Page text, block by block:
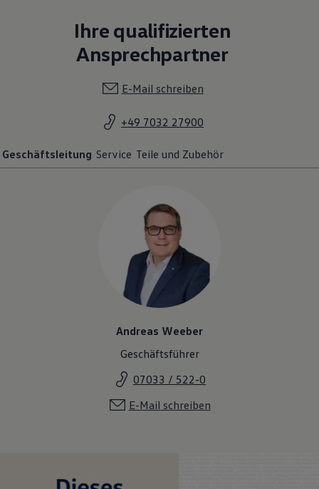
Ihre qualifizierten
Ansprechpartner
E-Mail schreiben
+49 7032 27900
Geschäftsleitung Service Teile und Zubehör
Andreas Weeber
Geschäftsführer
07033 / 522-0
E-Mail schreiben